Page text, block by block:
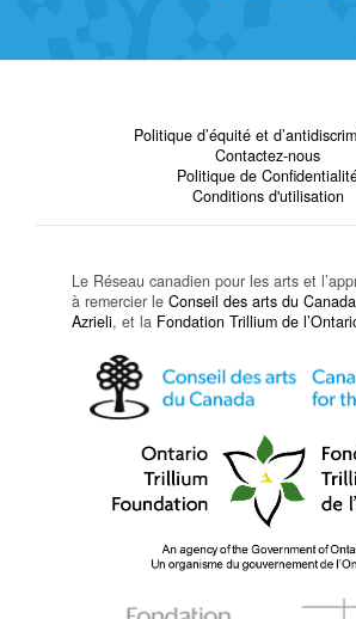
Politique d’équité et
Contactez-nous
Politique de
Conditions d'utilisation
Le Réseau canadien pour les arts et
à remercier le Conseil des arts du Canada
Azrieli, et la Fondation Trillium de